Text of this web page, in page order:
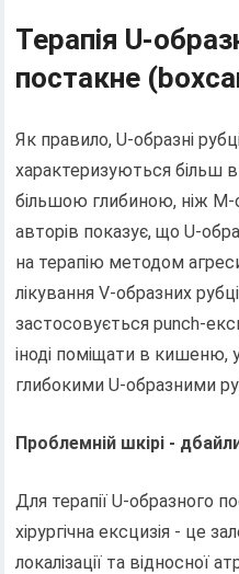
Терапія U-
постакне
Як правило, U-образні
характеризуються більш
більшою глибиною, ніж М-
авторів показує, що U-
на терапію методом
лікування V-образних
застосовується punch-
іноді поміщати в кишеню,
глибокими U-образними
Проблемній шкірі -
Для терапії U-образного
хірургічна ексцизія - це
локалізації та відносної